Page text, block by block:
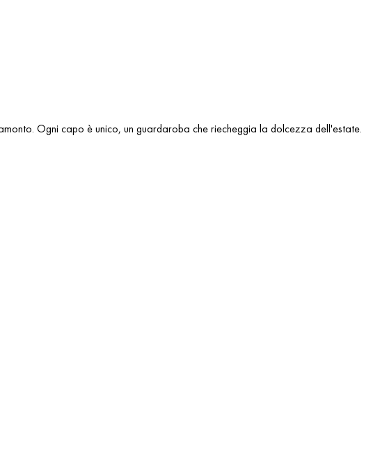
Ogni capo è unico, un guardaroba che riecheggia la dolcezza dell'estate.